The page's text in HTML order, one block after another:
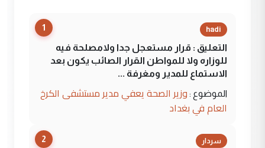
1 hadi
التعليق : قرار مستعجل جدا ولامصلحة فيه
للوزاره ولا للمواطن القرار الصائب يكون بعد
الاستماع للمدير ومغرفة ...
الموضوع : وزير الصحة يعفي مدير مستشفى الكرخ
العام في بغداد
2 سردار